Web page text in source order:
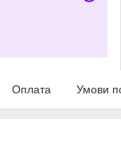
Оплата Умови